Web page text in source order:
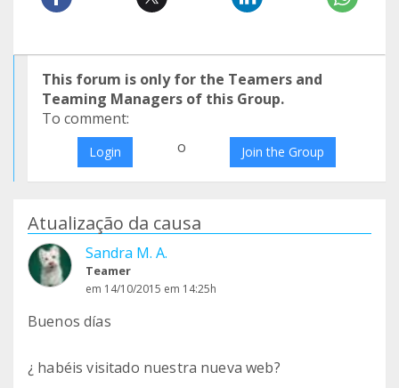
This forum is only for the Teamers and
Teaming Managers of this Group.
To comment:
Login o Join the Group
Atualização da causa
Sandra M. A.
Teamer
em 14/10/2015 em 14:25h
Buenos días
¿ habéis visitado nuestra nueva web?